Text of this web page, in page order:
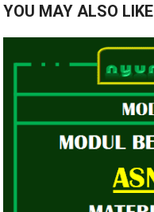
YOU MAY ALSO LIKE